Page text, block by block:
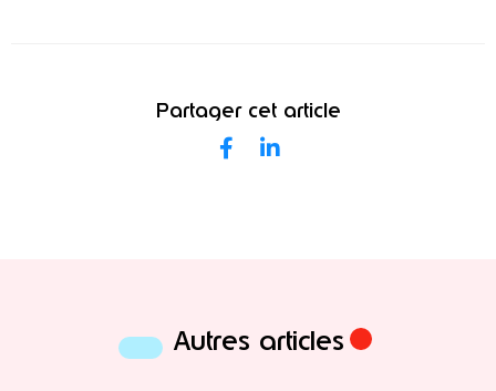
Partager cet article
Autres articles